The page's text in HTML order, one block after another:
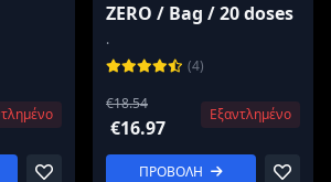
ZERO / Bag / 20 doses
.
(4)
€18.54
€16.97
Εξαντλημένο
ΠΡΟΒΟΛΗ